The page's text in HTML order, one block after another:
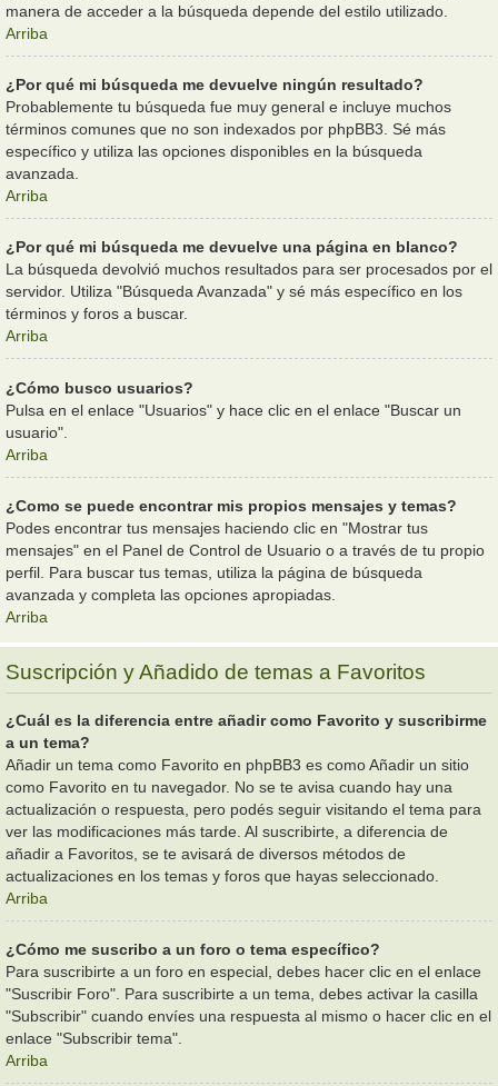
manera de acceder a la búsqueda depende del estilo utilizado.
Arriba
¿Por qué mi búsqueda me devuelve ningún resultado?
Probablemente tu búsqueda fue muy general e incluye muchos
términos comunes que no son indexados por phpBB3. Sé más
específico y utiliza las opciones disponibles en la búsqueda
avanzada.
Arriba
¿Por qué mi búsqueda me devuelve una página en blanco?
La búsqueda devolvió muchos resultados para ser procesados por el
servidor. Utiliza "Búsqueda Avanzada" y sé más específico en los
términos y foros a buscar.
Arriba
¿Cómo busco usuarios?
Pulsa en el enlace "Usuarios" y hace clic en el enlace "Buscar un
usuario".
Arriba
¿Como se puede encontrar mis propios mensajes y temas?
Podes encontrar tus mensajes haciendo clic en "Mostrar tus
mensajes" en el Panel de Control de Usuario o a través de tu propio
perfil. Para buscar tus temas, utiliza la página de búsqueda
avanzada y completa las opciones apropiadas.
Arriba
Suscripción y Añadido de temas a Favoritos
¿Cuál es la diferencia entre añadir como Favorito y suscribirme
a un tema?
Añadir un tema como Favorito en phpBB3 es como Añadir un sitio
como Favorito en tu navegador. No se te avisa cuando hay una
actualización o respuesta, pero podés seguir visitando el tema para
ver las modificaciones más tarde. Al suscribirte, a diferencia de
añadir a Favoritos, se te avisará de diversos métodos de
actualizaciones en los temas y foros que hayas seleccionado.
Arriba
¿Cómo me suscribo a un foro o tema específico?
Para suscribirte a un foro en especial, debes hacer clic en el enlace
"Suscribir Foro". Para suscribirte a un tema, debes activar la casilla
"Subscribir" cuando envíes una respuesta al mismo o hacer clic en el
enlace "Subscribir tema".
Arriba